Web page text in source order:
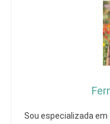
Sou especializada